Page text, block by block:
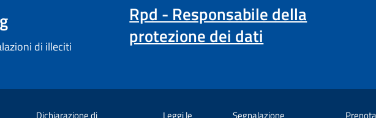
di illeciti
Rpd - Responsabile della
protezione dei dati